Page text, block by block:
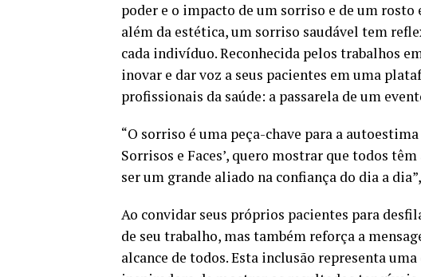
poder e o impacto de um sorriso e de um
além da estética, um sorriso saudável tem
cada indivíduo. Reconhecida pelos trabalhos
inovar e dar voz a seus pacientes em uma
profissionais da saúde: a passarela de um
“O sorriso é uma peça-chave para a
Sorrisos e Faces’, quero mostrar que todos
ser um grande aliado na confiança do dia a
Ao convidar seus próprios pacientes para
de seu trabalho, mas também reforça a
alcance de todos. Esta inclusão representa